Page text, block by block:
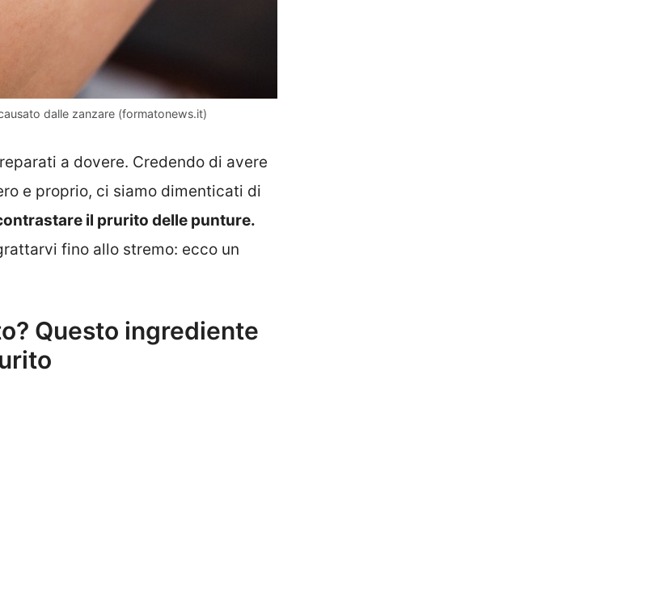
dalle zanzare (formatonews.it)
a dovere. Credendo di avere
e proprio, ci siamo dimenticati di
il prurito delle punture.
fino allo stremo: ecco un
Questo ingrediente